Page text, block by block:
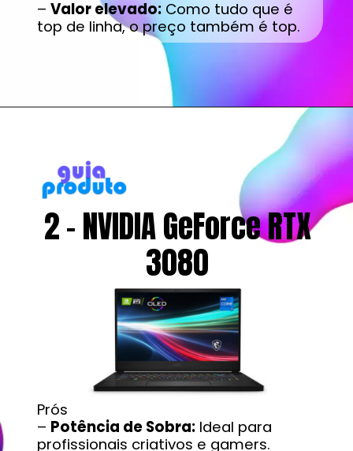
– Valor elevado:Como tudo que é
top de linha, o preço também é top.
2 - NVIDIA GeForce RTX
3080
Prós
– Potência de Sobra:Ideal para
profissionais criativos e gamers.